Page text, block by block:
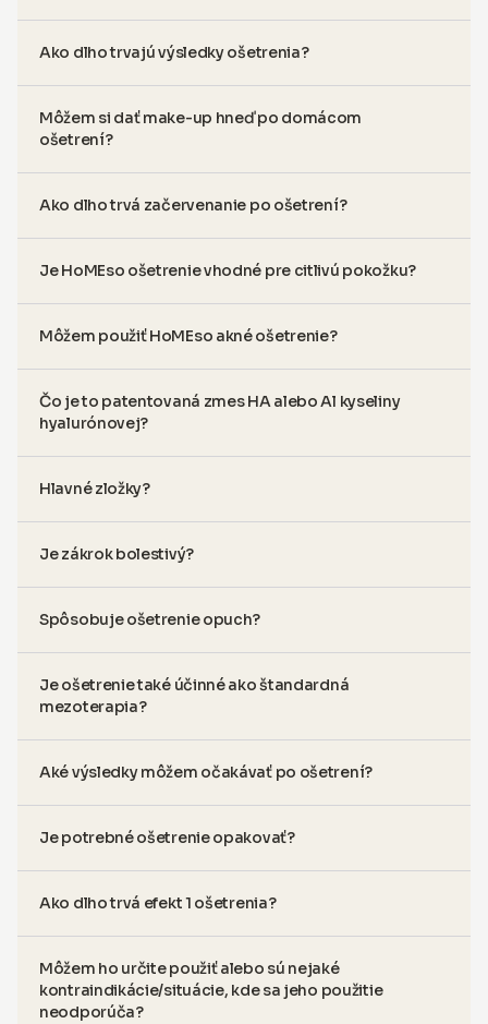
Ako dlho trvajú výsledky ošetrenia?
Môžem si dať make-up hneď po domácom
ošetrení?
Ako dlho trvá začervenanie po ošetrení?
Je HoMEso ošetrenie vhodné pre citlivú pokožku?
Môžem použiť HoMEso akné ošetrenie?
Čo je to patentovaná zmes HA alebo Al kyseliny
hyalurónovej?
Hlavné zložky?
Je zákrok bolestivý?
Spôsobuje ošetrenie opuch?
Je ošetrenie také účinné ako štandardná
mezoterapia?
Aké výsledky môžem očakávať po ošetrení?
Je potrebné ošetrenie opakovať?
Ako dlho trvá efekt 1 ošetrenia?
Môžem ho určite použiť alebo sú nejaké
kontraindikácie/situácie, kde sa jeho použitie
neodporúča?